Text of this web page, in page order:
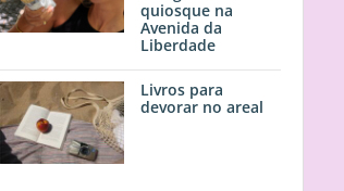
quiosque na
Avenida da
Liberdade
Livros para
devorar no areal